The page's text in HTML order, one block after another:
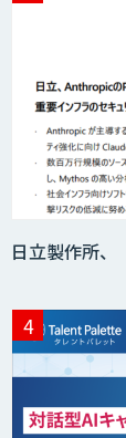
日立製作所